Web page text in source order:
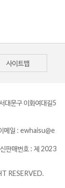
사이트맵
대문구 이화여대길5
메일 : ewhaisu@e
판매번호 : 제 2023
RESERVED.